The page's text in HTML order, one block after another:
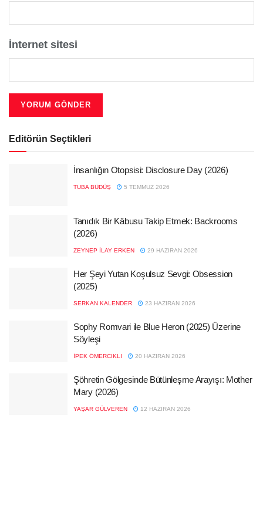
İnternet sitesi
Editörün Seçtikleri
İnsanlığın Otopsisi: Disclosure Day (2026)
TUBA BÜDÜŞ 5 TEMMUZ 2026
Tanıdık Bir Kâbusu Takip Etmek: Backrooms
(2026)
ZEYNEP İLAY ERKEN 29 HAZIRAN 2026
Her Şeyi Yutan Koşulsuz Sevgi: Obsession
(2025)
SERKAN KALENDER 23 HAZIRAN 2026
Sophy Romvari ile Blue Heron (2025) Üzerine
Söyleşi
İPEK ÖMERCIKLI 20 HAZIRAN 2026
Şöhretin Gölgesinde Bütünleşme Arayışı: Mother
Mary (2026)
YAŞAR GÜLVEREN 12 HAZIRAN 2026